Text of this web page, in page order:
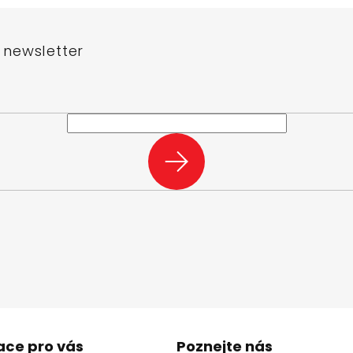
PŘIHLÁSIT
SE
pro vás Poznejte nás